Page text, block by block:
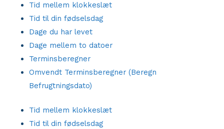
Tid mellem klokkeslæt
Tid til din fødselsdag
Dage du har levet
Dage mellem to datoer
Terminsberegner
Omvendt Terminsberegner (Beregn
Befrugtningsdato)
Tid mellem klokkeslæt
Tid til din fødselsdag